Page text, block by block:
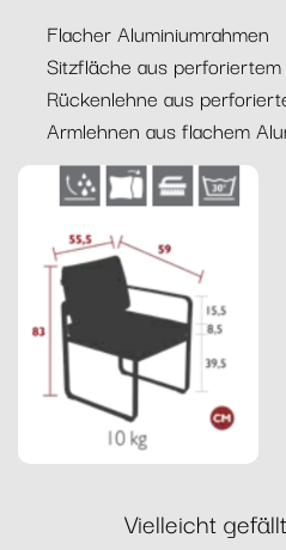
Flacher Aluminiumrahmen
Sitzfläche aus
Rückenlehne aus
Armlehnen aus flachem
Vielleicht